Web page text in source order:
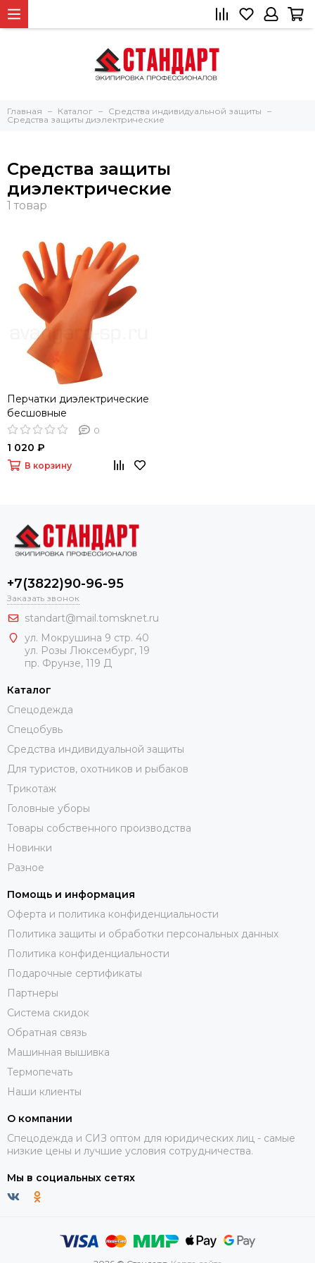
Главная Каталог
Средства индивидуальной защиты
Средства защиты диэлектрические
Средства защиты
диэлектрические
Перчатки диэлектрические
бесшовные
0
1 020 ₽
В корзину
+7(3822)90-96-95
Заказать звонок
standart@mail.tomsknet.ru
ул. Мокрушина 9 стр. 40
ул. Розы Люксембург, 19
пр. Фрунзе, 119 Д
Каталог
Спецодежда
Спецобувь
Средства индивидуальной защиты
Для туристов, охотников и рыбаков
Трикотаж
Головные уборы
Товары собственного производства
Новинки
Разное
Помощь и информация
Оферта и политика конфиденциальности
Политика защиты и обработки персональных данных
Политика конфиденциальности
Подарочные сертификаты
Партнеры
Система скидок
Обратная связь
Машинная вышивка
Термопечать
Наши клиенты
О компании
Спецодежда и СИЗ оптом для юридических лиц - самые
низкие цены и лучшие условия сотрудничества.
Мы в социальных сетях